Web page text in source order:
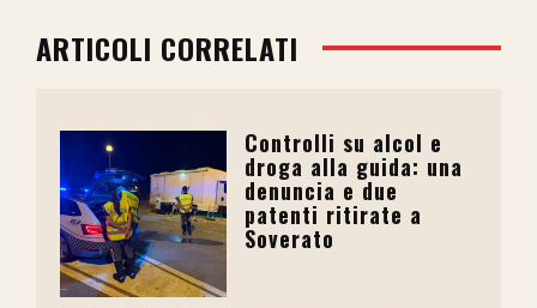
ARTICOLI CORRELATI
Controlli su alcol e
droga alla guida: una
denuncia e due
patenti ritirate a
Soverato